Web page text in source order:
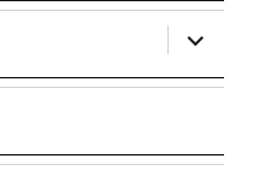
menu
ouvrir
le
sous-
menu